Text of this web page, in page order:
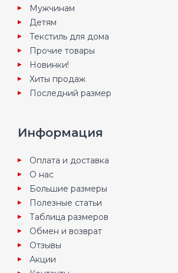
Мужчинам
Детям
Текстиль для дома
Прочие товары
Новинки!
Хиты продаж
Последний размер
Информация
Оплата и доставка
О нас
Большие размеры
Полезные статьи
Таблица размеров
Обмен и возврат
Отзывы
Акции